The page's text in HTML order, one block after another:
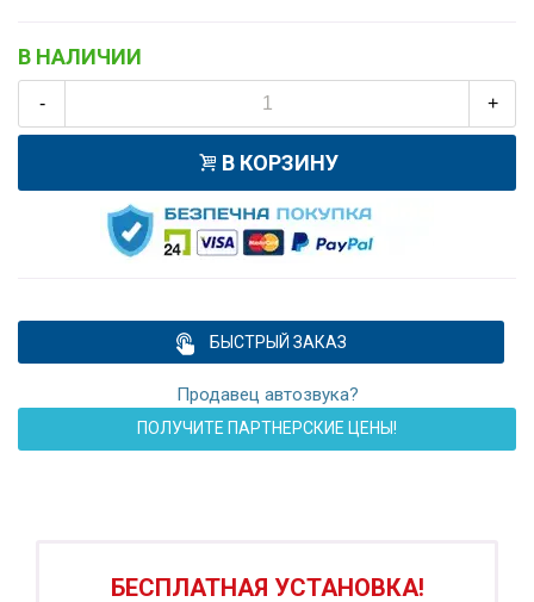
В НАЛИЧИИ
- +
В КОРЗИНУ
БЫСТРЫЙ ЗАКАЗ
Продавец автозвука?
ПОЛУЧИТЕ ПАРТНЕРСКИЕ ЦЕНЫ!
ПОДАРОК!